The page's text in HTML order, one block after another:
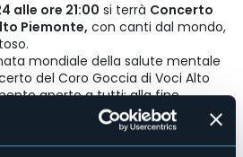
alle ore 21:00 si terrà Concerto
Piemonte, con canti dal mondo,
mondiale della salute mentale
del Coro Goccia di Voci Alto
aperto a tutti: alla fine
il maestro Oskar Boldre, a chi vuole,
in coro. Non serve essere
né conoscere la musica, basta